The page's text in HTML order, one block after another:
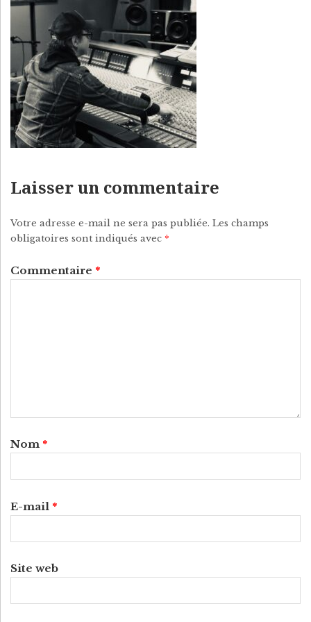
P
Y
Laisser un commentaire
Votre adresse e-mail ne sera pas publiée. Les champs
obligatoires sont indiqués avec *
Commentaire *
Nom *
E-mail *
Site web